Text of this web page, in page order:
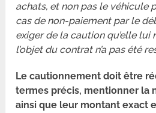
achats, et non pas le véhicule
cas de non-paiement par le
exiger de la caution qu’elle lui
l’objet du contrat n’a pas été
Le cautionnement doit être
termes précis, mentionner la
ainsi que leur montant exact